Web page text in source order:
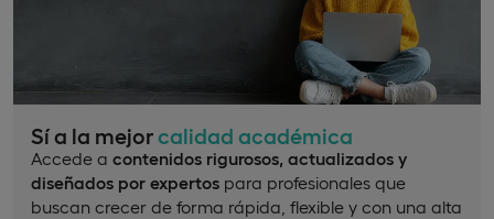
Sí a la mejorcalidad académica
Accede a contenidos rigurosos, actualizados y
diseñados por expertos para profesionales que
buscan crecer de forma rápida, flexible y con una alta